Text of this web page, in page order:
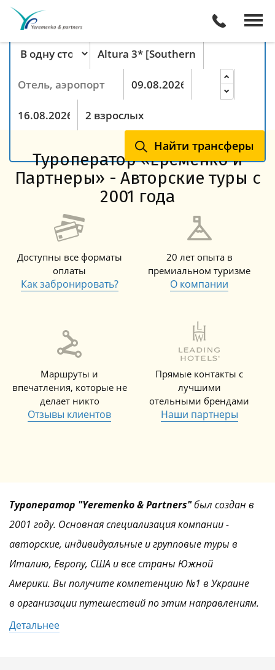
Поиск трансферов онлайн
Найти трансферы
Тип маршрута
Пункт отправления
Пункт назначения
Ночей
Туроператор «Еременко и
Партнеры» - Авторские туры с
2001 года
Доступны все форматы
оплаты
Как забронировать?
20 лет опыта в
премиальном туризме
О компании
Маршруты и
впечатления, которые не
делает никто
Отзывы клиентов
Прямые контакты с
лучшими
отельными брендами
Наши партнеры
Туроператор "Yeremenko & Partners"был создан в
2001 году. Основная специализация компании -
авторские, индивидуальные и групповые туры в
Италию, Европу, США и все страны Южной
Америки. Вы получите компетенцию №1 в Украине
в организации путешествий по этим направлениям.
Детальнее